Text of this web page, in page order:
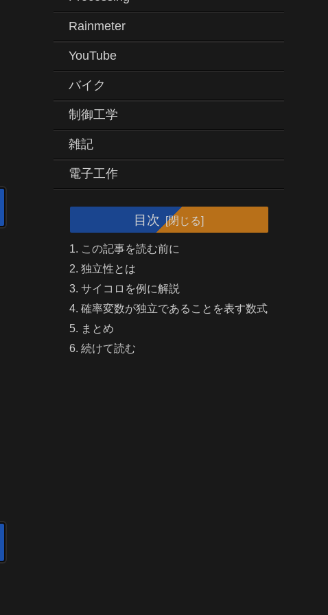
Rainmeter
YouTube
バイク
制御工学
雑記
電子工作
目次
この記事を読む前に
独立性とは
サイコロを例に解説
確率変数が独立であることを表す数式
まとめ
続けて読む